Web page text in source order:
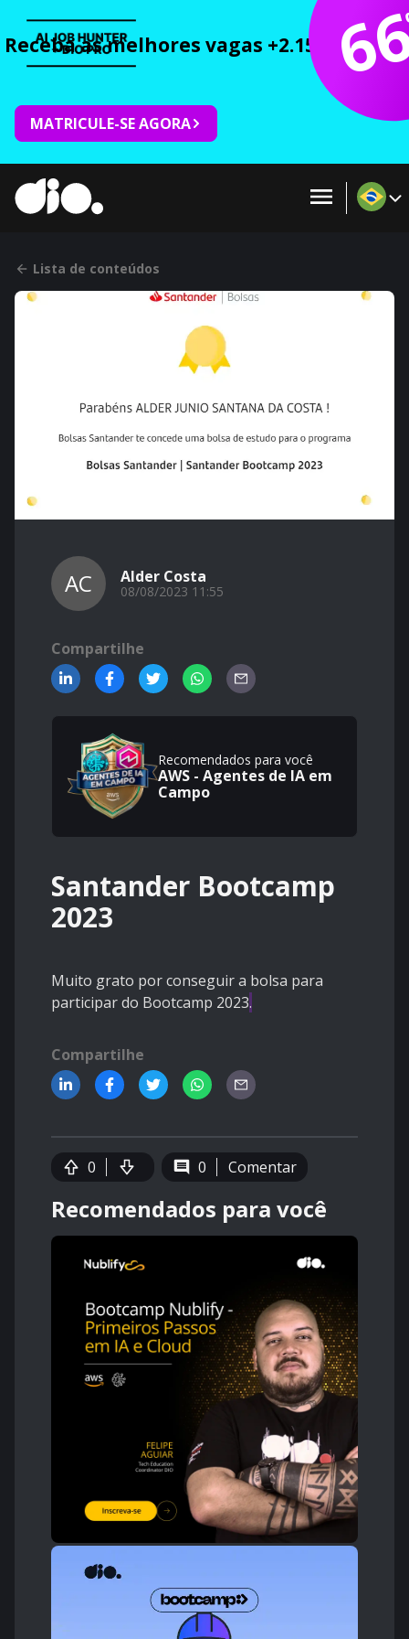
Receba as melhores vagas +2.150 cursos
MATRICULE-SE AGORA
Lista de conteúdos
AC Alder Costa
08/08/2023 11:55
Compartilhe
Recomendados para você
AWS - Agentes de IA em
Campo
Santander Bootcamp
2023
Muito grato por conseguir a bolsa para
participar do Bootcamp 2023.
Compartilhe
0 0 Comentar
Recomendados para você